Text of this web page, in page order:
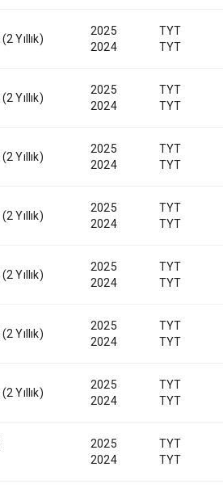
Yıllık)
2025
2024
TYT
TYT
Yıllık)
2025
2024
TYT
TYT
Yıllık)
2025
2024
TYT
TYT
Yıllık)
2025
2024
TYT
TYT
Yıllık)
2025
2024
TYT
TYT
Yıllık)
2025
2024
TYT
TYT
Yıllık)
2025
2024
TYT
TYT
2025
2024
TYT
TYT